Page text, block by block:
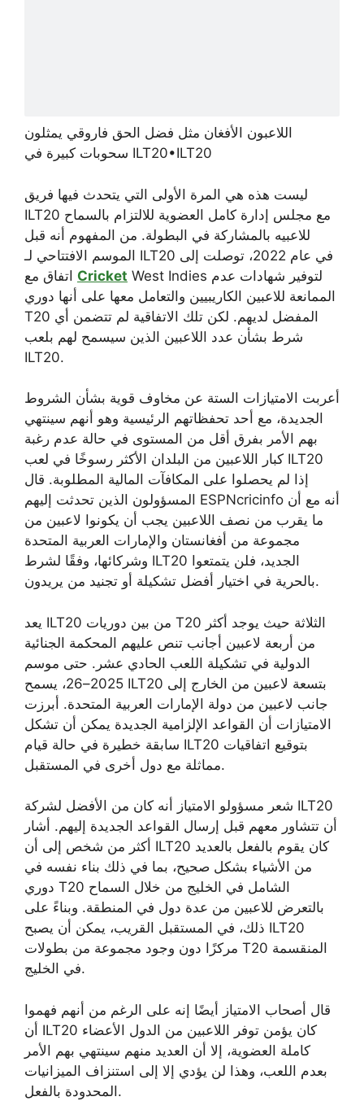
اللاعبون الأفغان مثل فضل الحق فاروقي يمثلون
سحوبات كبيرة في ILT20•ILT20
ليست هذه هي المرة الأولى التي يتحدث فيها فريق
ILT20 مع مجلس إدارة كامل العضوية للالتزام بالسماح
للاعبيه بالمشاركة في البطولة. من المفهوم أنه قبل
الموسم الافتتاحي لـ ILT20 في عام 2022، توصلت إلى
Cricket West Indies لتوفير شهادات عدم
الممانعة للاعبين الكاريبيين والتعامل معها على أنها دوري
T20 المفضل لديهم. لكن تلك الاتفاقية لم تتضمن أي
شرط بشأن عدد اللاعبين الذين سيسمح لهم بلعب
ILT20.
أعربت الامتيازات الستة عن مخاوف قوية بشأن الشروط
الجديدة، مع أحد تحفظاتهم الرئيسية وهو أنهم سينتهي
بهم الأمر بفرق أقل من المستوى في حالة عدم رغبة
كبار اللاعبين من البلدان الأكثر رسوخًا في لعب ILT20
إذا لم يحصلوا على المكافآت المالية المطلوبة. قال
المسؤولون الذين تحدثت إليهم ESPNcricinfo أنه مع أن
ما يقرب من نصف اللاعبين يجب أن يكونوا لاعبين من
مجموعة من أفغانستان والإمارات العربية المتحدة
وشركائها، وفقًا لشرط ILT20 الجديد، فلن يتمتعوا
بالحرية في اختيار أفضل تشكيلة أو تجنيد من يريدون.
يعد ILT20 من بين دوريات T20 الثلاثة حيث يوجد أكثر
من أربعة لاعبين أجانب تنص عليهم المحكمة الجنائية
الدولية في تشكيلة اللعب الحادي عشر. حتى موسم
2025–26، يسمح ILT20 بتسعة لاعبين من الخارج إلى
جانب لاعبين من دولة الإمارات العربية المتحدة. أبرزت
الامتيازات أن القواعد الإلزامية الجديدة يمكن أن تشكل
سابقة خطيرة في حالة قيام ILT20 بتوقيع اتفاقيات
مماثلة مع دول أخرى في المستقبل.
شعر مسؤولو الامتياز أنه كان من الأفضل لشركة ILT20
أن تتشاور معهم قبل إرسال القواعد الجديدة إليهم. أشار
أكثر من شخص إلى أن ILT20 كان يقوم بالفعل بالعديد
من الأشياء بشكل صحيح، بما في ذلك بناء نفسه في
دوري T20 الشامل في الخليج من خلال السماح
بالتعرض للاعبين من عدة دول في المنطقة. وبناءً على
ذلك، في المستقبل القريب، يمكن أن يصبح ILT20
مركزًا دون وجود مجموعة من بطولات T20 المنقسمة
في الخليج.
قال أصحاب الامتياز أيضًا إنه على الرغم من أنهم فهموا
أن ILT20 كان يؤمن توفر اللاعبين من الدول الأعضاء
كاملة العضوية، إلا أن العديد منهم سينتهي بهم الأمر
بعدم اللعب، وهذا لن يؤدي إلا إلى استنزاف الميزانيات
المحدودة بالفعل.